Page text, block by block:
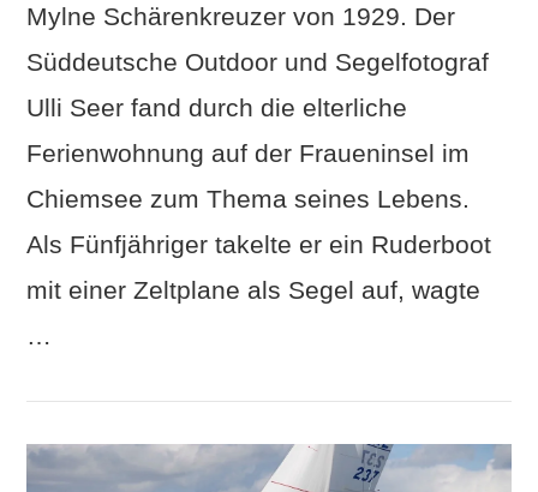
Mylne Schärenkreuzer von 1929. Der
Süddeutsche Outdoor und Segelfotograf
Ulli Seer fand durch die elterliche
Ferienwohnung auf der Fraueninsel im
Chiemsee zum Thema seines Lebens.
Als Fünfjähriger takelte er ein Ruderboot
mit einer Zeltplane als Segel auf, wagte
…